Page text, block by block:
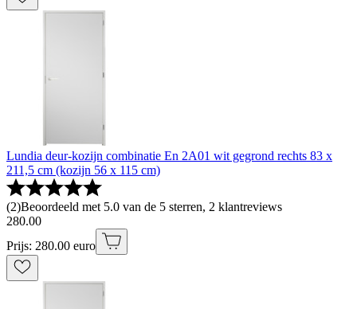
Lundia deur-kozijn combinatie En 2A01 wit gegrond rechts 83 x
211,5 cm (kozijn 56 x 115 cm)
(2)Beoordeeld met 5.0 van de 5 sterren, 2 klantreviews
280.00
Prijs: 280.00 euro